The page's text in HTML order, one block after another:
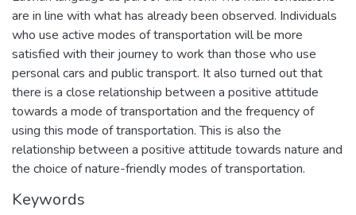
are in line with what has already been observed. Individuals
who use active modes of transportation will be more
satisfied with their journey to work than those who use
personal cars and public transport. It also turned out that
there is a close relationship between a positive attitude
towards a mode of transportation and the frequency of
using this mode of transportation. This is also the
relationship between a positive attitude towards nature and
the choice of nature-friendly modes of transportation.
Keywords